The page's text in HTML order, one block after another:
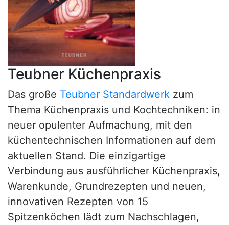
Teubner Küchenpraxis
Das große Teubner Standardwerk zum
Thema Küchenpraxis und Kochtechniken: in
neuer opulenter Aufmachung, mit den
küchentechnischen Informationen auf dem
aktuellen Stand. Die einzigartige
Verbindung aus ausführlicher Küchenpraxis,
Warenkunde, Grundrezepten und neuen,
innovativen Rezepten von 15
Spitzenköchen lädt zum Nachschlagen,